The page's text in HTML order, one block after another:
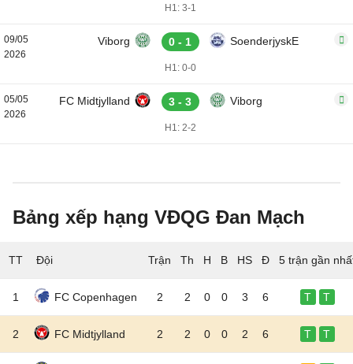
H1: 3-1
09/05
2026
Viborg 0 - 1 SoenderjyskE
H1: 0-0
05/05
2026
FC Midtjylland 3 - 3 Viborg
H1: 2-2
Bảng xếp hạng VĐQG Đan Mạch
TT Đội 5 trận gần
1 FC Copenhagen 2 2 0 0 3 6 T T
2 FC Midtjylland 2 2 0 0 2 6 T T